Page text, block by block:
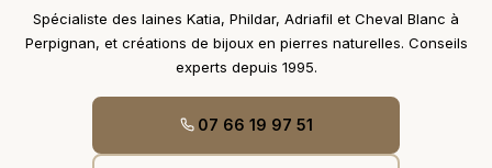
Spécialiste des laines Katia, Phildar, Adriafil et Cheval Blanc à
Perpignan, et créations de bijoux en pierres naturelles. Conseils
experts depuis 1995.
07 66 19 97 51